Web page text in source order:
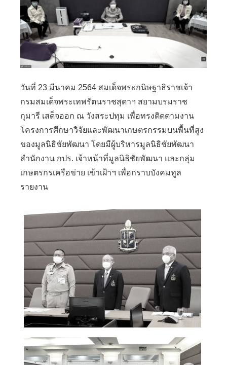
วันที่ 23 มีนาคม 2564 สมเด็จพระกนิษฐาธิราชเจ้า
กรมสมเด็จพระเทพรัตนราชสุดาฯ สยามบรมราช
กุมารี เสด็จออก ณ วังสระปทุม เพื่อทรงติดตามงาน
โครงการศึกษาวิจัยและพัฒนาเกษตรกรรมบนพื้นที่สูง
ของมูลนิธิชัยพัฒนา โดยมีผู้บริหารมูลนิธิชัยพัฒนา
สำนักงาน กปร. เจ้าหน้าที่มูลนิธิชัยพัฒนา และกลุ่ม
เกษตรกรเครือข่าย เข้าเฝ้าฯ เพื่อกราบบังคมทูล
รายงาน